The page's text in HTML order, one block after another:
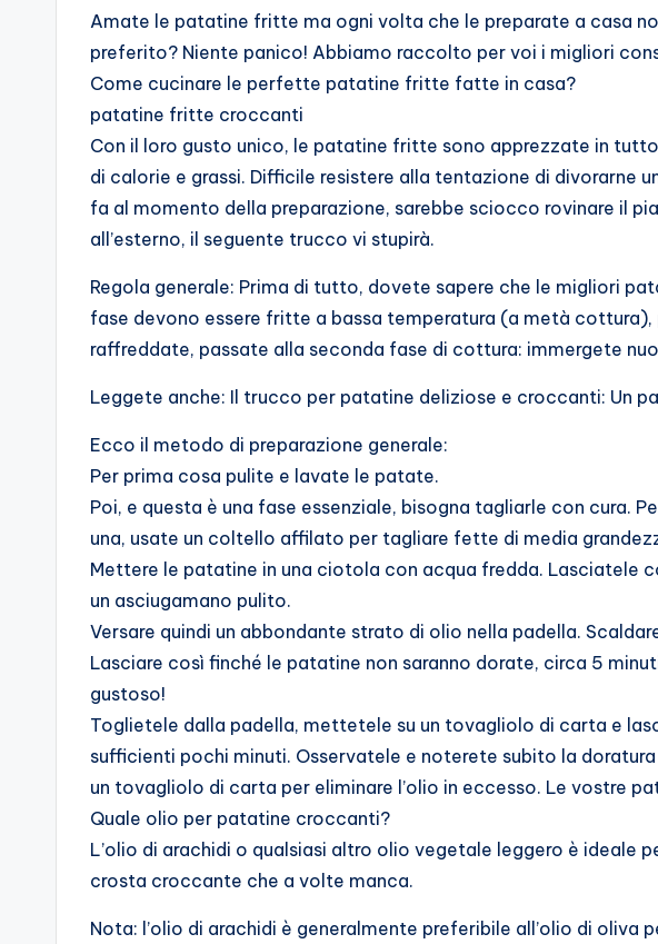
Amate le patatine fritte ma ogni volta che le preparate a casa
preferito? Niente panico! Abbiamo raccolto per voi i migliori
Come cucinare le perfette patatine fritte fatte in casa?
patatine fritte croccanti
Con il loro gusto unico, le patatine fritte sono apprezzate in
di calorie e grassi. Difficile resistere alla tentazione di divorarne
fa al momento della preparazione, sarebbe sciocco rovinare il
all’esterno, il seguente trucco vi stupirà.
Regola generale: Prima di tutto, dovete sapere che le migliori
fase devono essere fritte a bassa temperatura (a metà
raffreddate, passate alla seconda fase di cottura: immergete
Leggete anche: Il trucco per patatine deliziose e croccanti: Un
Ecco il metodo di preparazione generale:
Per prima cosa pulite e lavate le patate.
Poi, e questa è una fase essenziale, bisogna tagliarle con cura.
una, usate un coltello affilato per tagliare fette di media
Mettere le patatine in una ciotola con acqua fredda. Lasciatele
un asciugamano pulito.
Versare quindi un abbondante strato di olio nella padella.
Lasciare così finché le patatine non saranno dorate, circa 5
gustoso!
Toglietele dalla padella, mettetele su un tovagliolo di carta e
sufficienti pochi minuti. Osservatele e noterete subito la
un tovagliolo di carta per eliminare l’olio in eccesso. Le vostre
Quale olio per patatine croccanti?
L’olio di arachidi o qualsiasi altro olio vegetale leggero è
crosta croccante che a volte manca.
Nota: l’olio di arachidi è generalmente preferibile all’olio di oliva